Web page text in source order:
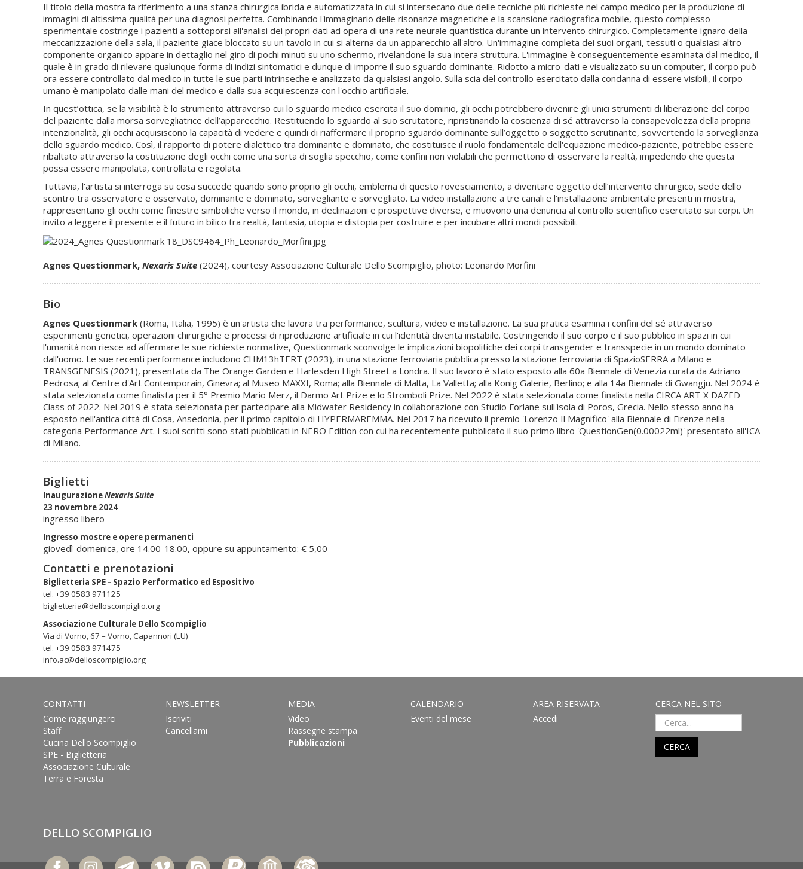
Il titolo della mostra fa riferimento a una stanza chirurgica ibrida e automatizzata in cui si intersecano due delle tecniche più richieste nel campo medico per la produzione di
immagini di altissima qualità per una diagnosi perfetta. Combinando l'immaginario delle risonanze magnetiche e la scansione radiografica mobile, questo complesso
sperimentale costringe i pazienti a sottoporsi all'analisi dei propri dati ad opera di una rete neurale quantistica durante un intervento chirurgico. Completamente ignaro della
meccanizzazione della sala, il paziente giace bloccato su un tavolo in cui si alterna da un apparecchio all'altro. Un'immagine completa dei suoi organi, tessuti o qualsiasi altro
componente organico appare in dettaglio nel giro di pochi minuti su uno schermo, rivelandone la sua intera struttura. L'immagine è conseguentemente esaminata dal medico, il
quale è in grado di rilevare qualunque forma di indizi sintomatici e dunque di imporre il suo sguardo dominante. Ridotto a micro-dati e visualizzato su un computer, il corpo può
ora essere controllato dal medico in tutte le sue parti intrinseche e analizzato da qualsiasi angolo. Sulla scia del controllo esercitato dalla condanna di essere visibili, il corpo
umano è manipolato dalle mani del medico e dalla sua acquiescenza con l'occhio artificiale.
In quest’ottica, se la visibilità è lo strumento attraverso cui lo sguardo medico esercita il suo dominio, gli occhi potrebbero divenire gli unici strumenti di liberazione del corpo
del paziente dalla morsa sorvegliatrice dell’apparecchio. Restituendo lo sguardo al suo scrutatore, ripristinando la coscienza di sé attraverso la consapevolezza della propria
intenzionalità, gli occhi acquisiscono la capacità di vedere e quindi di riaffermare il proprio sguardo dominante sull’oggetto o soggetto scrutinante, sovvertendo la sorveglianza
dello sguardo medico. Così, il rapporto di potere dialettico tra dominante e dominato, che costituisce il ruolo fondamentale dell'equazione medico-paziente, potrebbe essere
ribaltato attraverso la costituzione degli occhi come una sorta di soglia specchio, come confini non violabili che permettono di osservare la realtà, impedendo che questa
possa essere manipolata, controllata e regolata.
Tuttavia, l'artista si interroga su cosa succede quando sono proprio gli occhi, emblema di questo rovesciamento, a diventare oggetto dell’intervento chirurgico, sede dello
scontro tra osservatore e osservato, dominante e dominato, sorvegliante e sorvegliato. La video installazione a tre canali e l’installazione ambientale presenti in mostra,
rappresentano gli occhi come finestre simboliche verso il mondo, in declinazioni e prospettive diverse, e muovono una denuncia al controllo scientifico esercitato sui corpi. Un
invito a leggere il presente e il futuro in bilico tra realtà, fantasia, utopia e distopia per costruire e per incubare altri mondi possibili.
Agnes Questionmark, Nexaris Suite (2024), courtesy Associazione Culturale Dello Scompiglio, photo: Leonardo Morfini
Bio
Agnes Questionmark (Roma, Italia, 1995) è un'artista che lavora tra performance, scultura, video e installazione. La sua pratica esamina i confini del sé attraverso
esperimenti genetici, operazioni chirurgiche e processi di riproduzione artificiale in cui l'identità diventa instabile. Costringendo il suo corpo e il suo pubblico in spazi in cui
l'umanità non riesce ad affermare le sue richieste normative, Questionmark sconvolge le implicazioni biopolitiche dei corpi transgender e transspecie in un mondo dominato
dall'uomo. Le sue recenti performance includono CHM13hTERT (2023), in una stazione ferroviaria pubblica presso la stazione ferroviaria di SpazioSERRA a Milano e
TRANSGENESIS (2021), presentata da The Orange Garden e Harlesden High Street a Londra. Il suo lavoro è stato esposto alla 60a Biennale di Venezia curata da Adriano
Pedrosa; al Centre d'Art Contemporain, Ginevra; al Museo MAXXI, Roma; alla Biennale di Malta, La Valletta; alla Konig Galerie, Berlino; e alla 14a Biennale di Gwangju. Nel 2024 è
stata selezionata come finalista per il 5° Premio Mario Merz, il Darmo Art Prize e lo Stromboli Prize. Nel 2022 è stata selezionata come finalista nella CIRCA ART X DAZED
Class of 2022. Nel 2019 è stata selezionata per partecipare alla Midwater Residency in collaborazione con Studio Forlane sull'isola di Poros, Grecia. Nello stesso anno ha
esposto nell'antica città di Cosa, Ansedonia, per il primo capitolo di HYPERMAREMMA. Nel 2017 ha ricevuto il premio 'Lorenzo Il Magnifico' alla Biennale di Firenze nella
categoria Performance Art. I suoi scritti sono stati pubblicati in NERO Edition con cui ha recentemente pubblicato il suo primo libro 'QuestionGen(0.00022ml)' presentato all'ICA
di Milano.
Biglietti
InaugurazioneNexaris Suite
23 novembre 2024
ingresso libero
Ingresso mostre e opere permanenti
giovedì-domenica, ore 14.00-18.00, oppure su appuntamento: € 5,00
Contatti e prenotazioni
Biglietteria SPE - Spazio Performatico ed Espositivo
tel. +39 0583 971125
biglietteria@delloscompiglio.org
Associazione Culturale Dello Scompiglio
Via di Vorno, 67 – Vorno, Capannori (LU)
tel. +39 0583 971475
info.ac@delloscompiglio.org
CONTATTI
Come raggiungerci
Staff
Cucina Dello Scompiglio
SPE - Biglietteria
Associazione Culturale
Terra e Foresta
NEWSLETTER
Iscriviti
Cancellami
MEDIA
Video
Rassegne stampa
Pubblicazioni
CALENDARIO
Eventi del mese
AREA RISERVATA
Accedi
CERCA NEL SITO
CERCA
DELLO SCOMPIGLIO